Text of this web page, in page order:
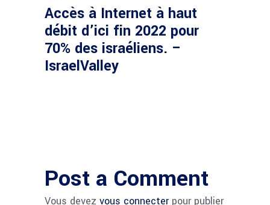
Accès à Internet à haut
débit d’ici fin 2022 pour
70% des israéliens. –
IsraelValley
Post a Comment
Vous devez vous connecterpour publier